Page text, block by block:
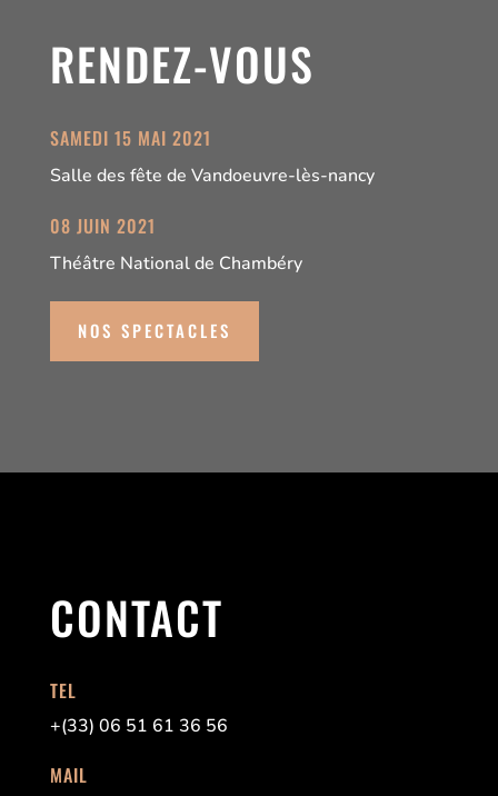
RENDEZ-VOUS
SAMEDI 15 MAI 2021
Salle des fête de Vandoeuvre-lès-nancy
08 JUIN 2021
Théâtre National de Chambéry
NOS SPECTACLES
CONTACT
TEL
+(33) 06 51 61 36 56
MAIL